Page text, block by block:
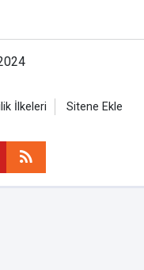
İlkeleri Sitene Ekle